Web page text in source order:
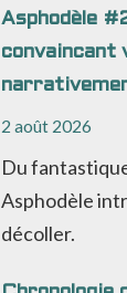
Asphodèle
convaincant
2 août 2026
Du
Asphodèle
décoller.